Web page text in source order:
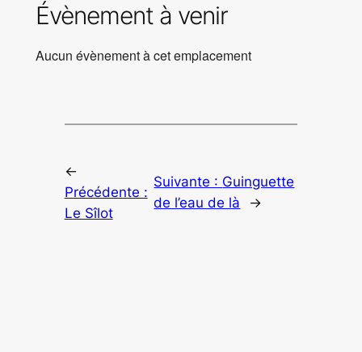
Évènement à venir
Aucun évènement à cet emplacement
←
Précédente :
Le Sîlot
Suivante : Guinguette
de l’eau de là
→